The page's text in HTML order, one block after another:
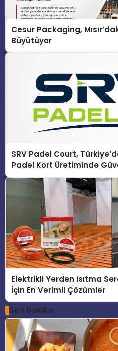
Cesur Packaging,
Büyütüyor
SRV Padel Court,
Padel Kort Üretiminde
Elektrikli Yerden Isıtma
İçin En Verimli Çözümler
Son Dakika